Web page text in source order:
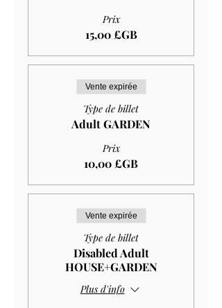
Prix
15,00 £GB
Vente expirée
Type de billet
Adult GARDEN
Prix
10,00 £GB
Vente expirée
Type de billet
Disabled Adult
HOUSE+GARDEN
Plus d'info